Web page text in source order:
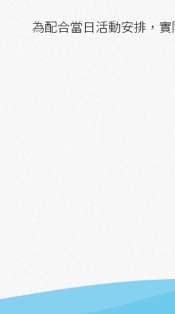
為配合當日活動安排，